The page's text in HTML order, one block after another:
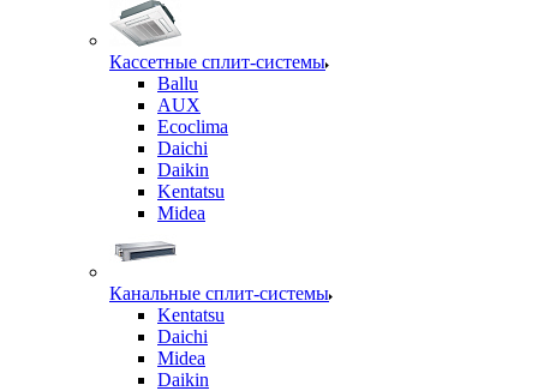
Кассетные сплит-системы
Ballu
AUX
Ecoclima
Daichi
Daikin
Kentatsu
Midea
Канальные сплит-системы
Kentatsu
Daichi
Midea
Daikin